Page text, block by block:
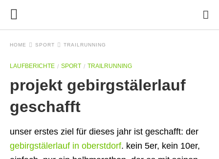
HOME SPORT TRAILRUNNING
LAUFBERICHTE SPORT TRAILRUNNING
projekt gebirgstälerlauf
geschafft
unser erstes ziel für dieses jahr ist geschafft: der
gebirgstälerlauf in oberstdorf. kein 5er, kein 10er,